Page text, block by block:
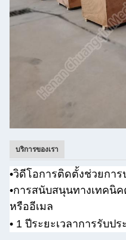
บริการของเรา
•วิดีโอการติดตั้งช่วยการ
•การสนับสนุนทางเทคนิ
หรืออีเมล
• 1 ปีระยะเวลาการรับป